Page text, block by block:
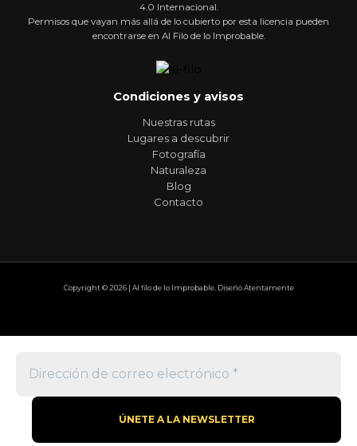
4.0 Internacional.
Permisos que vayan más allá de lo cubierto por esta licencia pueden
encontrarse en Al Filo de lo Improbable.
Condiciones y avisos
Nuestras rutas
Lugares a descubrir
Fotografía
Naturaleza
Blog
Contacto
Copyright © 2026 | Al filo de lo Improbable. Diseño Atentamente